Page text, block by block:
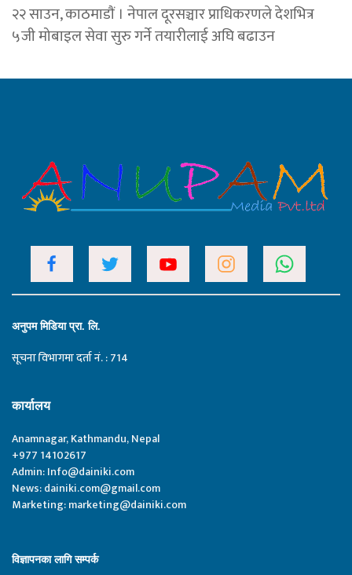
२२ साउन, काठमाडाैं । नेपाल दूरसञ्चार प्राधिकरणले देशभित्र
५जी मोबाइल सेवा सुरु गर्ने तयारीलाई अघि बढाउन
अनुपम मिडिया प्रा. लि.
सूचना विभागमा दर्ता नं. : 714
कार्यालय
Anamnagar, Kathmandu, Nepal
+977 14102617
Admin:Info@dainiki.com
News:dainiki.com@gmail.com
Marketing:marketing@dainiki.com
विज्ञापनका लागि सम्पर्क